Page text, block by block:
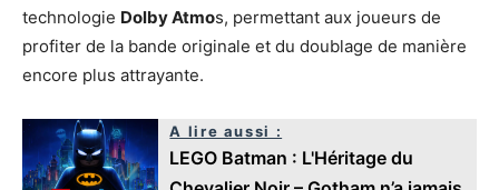
technologie Dolby Atmos, permettant aux joueurs de
profiter de la bande originale et du doublage de manière
encore plus attrayante.
A lire aussi :
LEGO Batman : L'Héritage du